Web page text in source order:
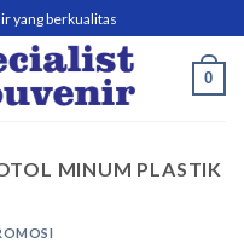
yang berkualitas
0
MINUM PLASTIK